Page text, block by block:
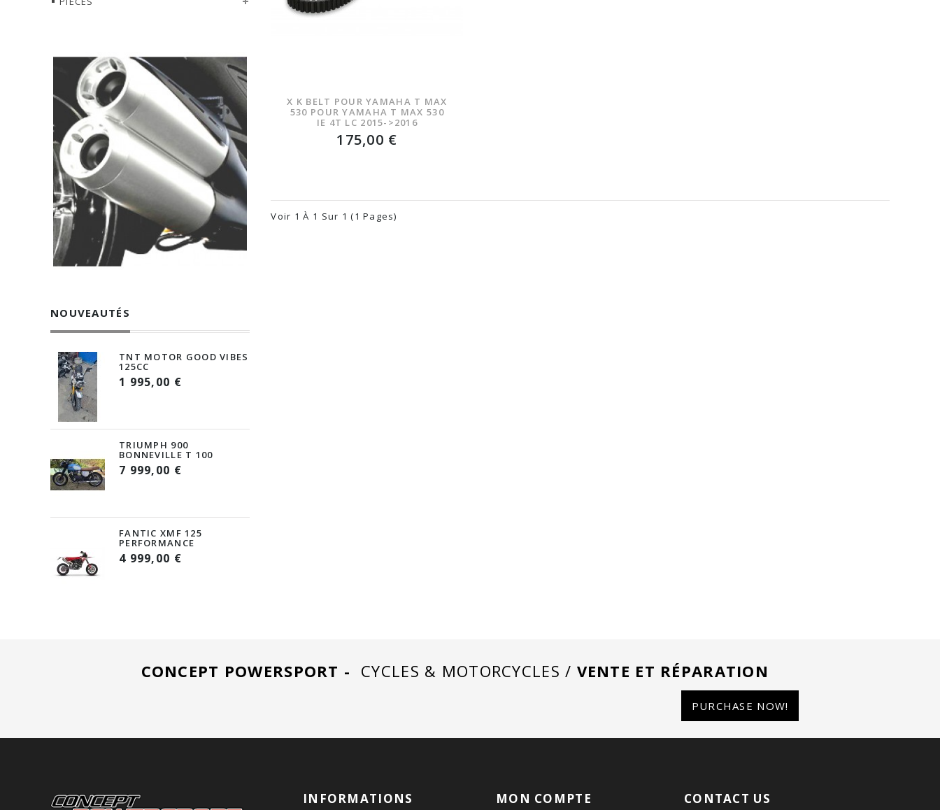
NOUVEAUTÉS
TNT MOTOR GOOD VIBES
125CC
1 995,00 €
TRIUMPH 900
BONNEVILLE T 100
7 999,00 €
FANTIC XMF 125
PERFORMANCE
4 999,00 €
X K BELT POUR YAMAHA T MAX
530 POUR YAMAHA T MAX 530
IE 4T LC 2015->2016
175,00 €
Voir 1 À 1 Sur 1 (1 Pages)
CONCEPT POWERSPORT - CYCLES & MOTORCYCLES / VENTE ET RÉPARATION
PURCHASE NOW!
INFORMATIONS MON COMPTE CONTACT US